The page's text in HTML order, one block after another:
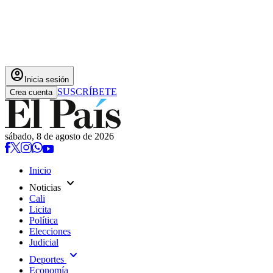
account_circle Inicia sesión
Crea cuenta SUSCRÍBETE
sábado, 8 de agosto de 2026
Inicio
Noticias expand_more
Cali
Licita
Política
Elecciones
Judicial
Deportes expand_more
Economía